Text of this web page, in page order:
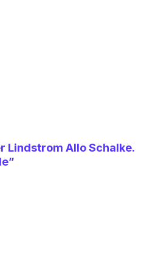
Lindstrom Allo Schalke.